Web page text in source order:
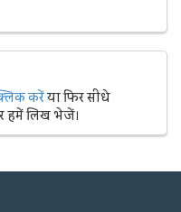
करेंया फिर सीधे
हमें लिख भेजें।